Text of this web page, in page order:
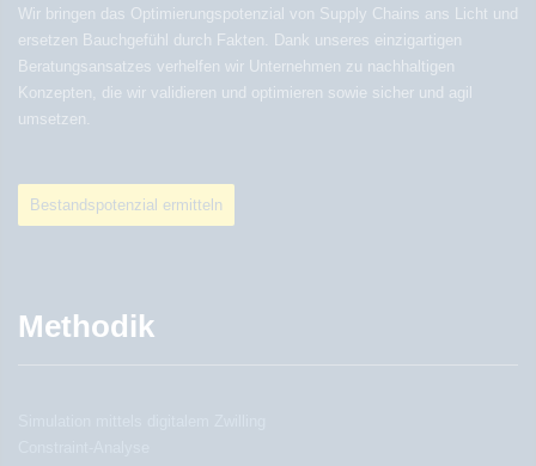
Wir bringen das Optimierungspotenzial von Supply Chains ans Licht und
ersetzen Bauchgefühl durch Fakten. Dank unseres einzigartigen
Beratungsansatzes verhelfen wir Unternehmen zu nachhaltigen
Konzepten, die wir validieren und optimieren sowie sicher und agil
umsetzen.
Bestandspotenzial ermitteln
Methodik